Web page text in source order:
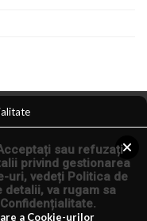
Anunturi Servicii
de Presa.
sau refuzați
privind gestionarea
uri, vedeți Politica de
detalii, va rugam sa
.
a Cookie-urilor